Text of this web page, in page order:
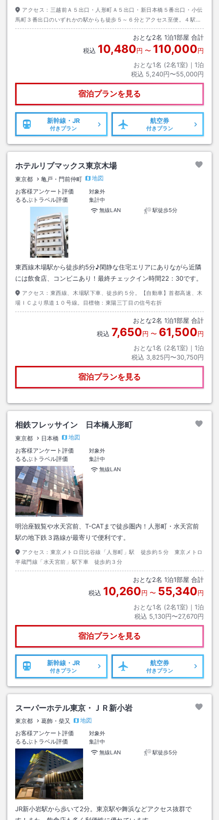
アクセス： 三越前Ａ５出口・人形町Ａ５出口・新日本橋５番出口・小伝
馬町３番出口のいずれかの駅からも徒歩５～６分とアクセス至便。４駅５
線が利用可能で、都内のどこに行くにも便利な立地。ビジネス・観光の拠
おとな2名 1泊1部屋 合計
税込 10,480円 〜 110,000円
おとな1名 (2名1室)｜ 1泊
税込 5,240円〜55,000円
宿泊プランを見る
新幹線・JR
付きプラン
航空券
付きプラン
ホテルリブマックス東京木場
東京都 亀戸・門前仲町
地図
お客様アンケート評価
対象外
るるぶトラベル評価
集計中
無線LAN
駅徒歩5分
東西線木場駅から徒歩約5分♪閑静な住宅エリアにありながら近隣
には飲食店、コンビニあり！最終チェックイン時間22：30です。
アクセス： 東西線、木場駅下車、徒歩約５分。【自動車】首都高速、木
場ＩＣより県道１０号線。目標物：東陽三丁目の信号右折
おとな2名 1泊1部屋 合計
税込 7,650円 〜 61,500円
おとな1名 (2名1室)｜ 1泊
税込 3,825円〜30,750円
宿泊プランを見る
相鉄フレッサイン 日本橋人形町
東京都 日本橋
地図
お客様アンケート評価
対象外
るるぶトラベル評価
集計中
無線LAN
明治座観覧や水天宮前、T-CATまで徒歩圏内！人形町・水天宮前
駅の地下鉄３路線が最寄りで便利です。
アクセス： 東京メトロ日比谷線「人形町」駅 徒歩約５分 東京メトロ
半蔵門線「水天宮前」駅下車 徒歩約３分
おとな2名 1泊1部屋 合計
税込 10,260円 〜 55,340円
おとな1名 (2名1室)｜ 1泊
税込 5,130円〜27,670円
宿泊プランを見る
新幹線・JR
付きプラン
航空券
付きプラン
スーパーホテル東京・ＪＲ新小岩
東京都 葛飾・柴又
地図
お客様アンケート評価
対象外
るるぶトラベル評価
集計中
無線LAN
駅徒歩5分
JR新小岩駅から歩いて2分。東京駅や舞浜などアクセス抜群で